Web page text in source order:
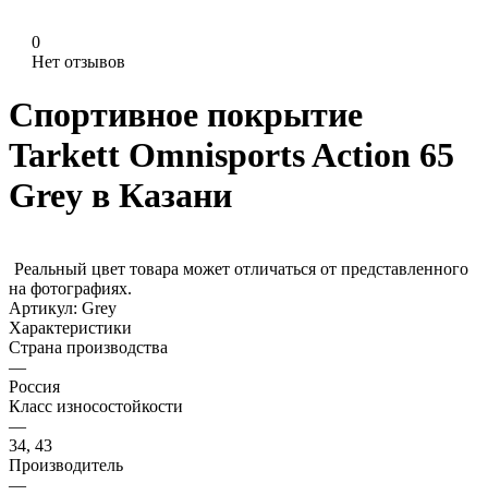
0
Нет отзывов
Спортивное покрытие
Tarkett Omnisports Action 65
Grey в Казани
Реальный цвет товара может отличаться от представленного
на фотографиях.
Артикул: Grey
Характеристики
Страна производства
—
Россия
Класс износостойкости
—
34, 43
Производитель
—